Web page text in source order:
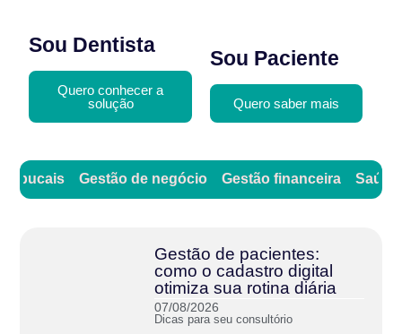
Sou Dentista
Quero conhecer a
solução
Sou Paciente
Quero saber mais
bucais Gestão de negócio Gestão financeira
Gestão de pacientes:
como o cadastro digital
otimiza sua rotina diária
07/08/2026
Dicas para seu consultório